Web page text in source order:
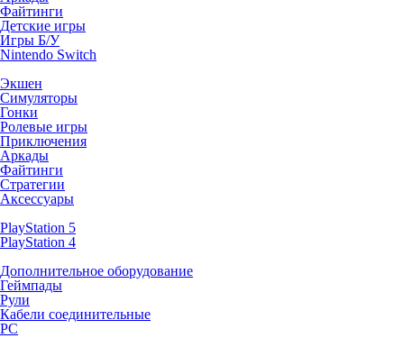
Файтинги
Детские игры
Игры Б/У
Nintendo Switch
Экшен
Симуляторы
Гонки
Ролевые игры
Приключения
Аркады
Файтинги
Стратегии
Аксессуары
PlayStation 5
PlayStation 4
Дополнительное оборудование
Геймпады
Рули
Кабели соединительные
PC